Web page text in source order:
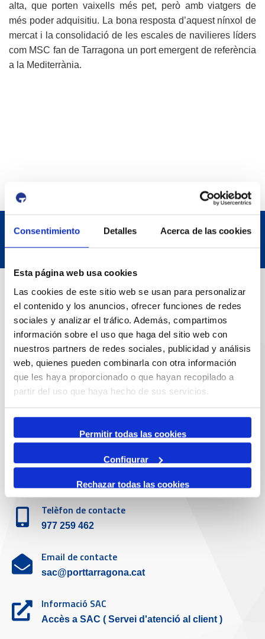
Consentimiento Detalles Acerca de las cookies
Esta página web usa cookies
Las cookies de este sitio web se usan para personalizar
el contenido y los anuncios, ofrecer funciones de redes
sociales y analizar el tráfico. Además, compartimos
información sobre el uso que haga del sitio web con
nuestros partners de redes sociales, publicidad y análisis
web, quienes pueden combinarla con otra información
que les haya proporcionado o que hayan recopilado a
partir del uso que haya hecho de sus servicios.
Permitir todas las cookies
Configurar
Rechazar todas las cookies
alta, que porten vaixells més pet, però amb viatgers de
més poder adquisitiu. La bona resposta d’aquest nínxol de
mercat i la consolidació de les escales de navilieres líders
com MSC fan de Tarragona un port emergent de referència
a la Mediterrània.
Dades de Contacte
Adreça
Passeig de l'Escullera s/n, 43004 Tarragona
Telèfon de contacte
977 259 400
Emergències
(+34) 900 229 900
Servei d'atenció al client
Telèfon de contacte
977 259 462
Email de contacte
sac@porttarragona.cat
Informació SAC
Accès a SAC ( Servei d'atenció al client )